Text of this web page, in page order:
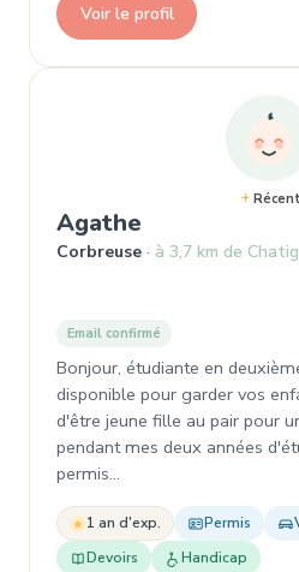
Voir le profil
Récent
Agathe , Garde
Corbreuse à 3,7 km de
Email confirmé
Bonjour, étudiante en
disponible pour garder vos
d'être jeune fille au pair pour
pendant mes deux années
permis…
1 an d'exp. Permis
Devoirs
Handicap